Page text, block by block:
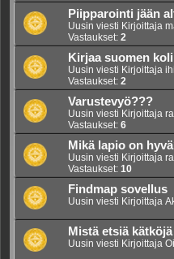
Piipparointi jään
Uusin viesti Kirjoittaja
Vastaukset: 2
Kirjaa suomen
Uusin viesti Kirjoittaja
Vastaukset: 2
Varustevyö???
Uusin viesti Kirjoittaja
Vastaukset: 6
Mikä lapio on
Uusin viesti Kirjoittaja
Vastaukset: 10
Findmap sovellus
Uusin viesti Kirjoittaja
Mistä etsiä kätköjä
Uusin viesti Kirjoittaja